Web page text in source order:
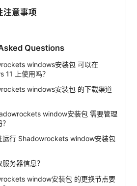
注意事项
Questions
windows安装包 可以在
11 上使用吗？
windows安装包 的下载渠道
window安装包 需要管理
运行 Shadowrockets window安装包
务器信息？
window安装包 的更换节点要